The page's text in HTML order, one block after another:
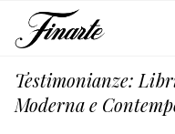
Testimonianze:
Moderna e